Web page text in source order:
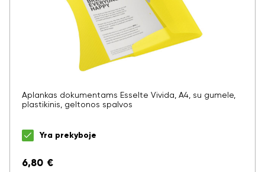
Aplankas dokumentams Esselte Vivida, A4, su gumele,
plastikinis, geltonos spalvos
Yra prekyboje
6,80 €